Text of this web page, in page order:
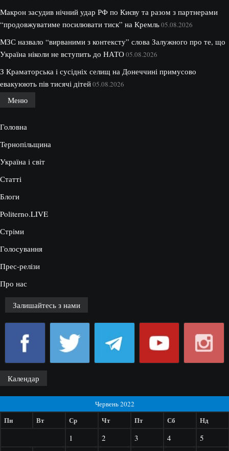
Макрон засудив нічний удар РФ по Києву та разом з партнерами
“продовжуватиме посилювати тиск” на Кремль05.08.2026
МЗС назвало “вирваними з контексту” слова Залужного про те, що
Україна ніколи не вступить до НАТО05.08.2026
З Краматорська і сусідніх селищ на Донеччині примусово
евакуюють пів тисячі дітей05.08.2026
Меню
Головна
Тернопільщина
Україна і світ
Статті
Блоги
Politerno.LIVE
Стріми
Голосування
Прес-релізи
Про нас
Залишайтесь з нами
Календар
Червень 2022
Пн Вт Ср Чт Пт Сб Нд
1 2 3 4
5